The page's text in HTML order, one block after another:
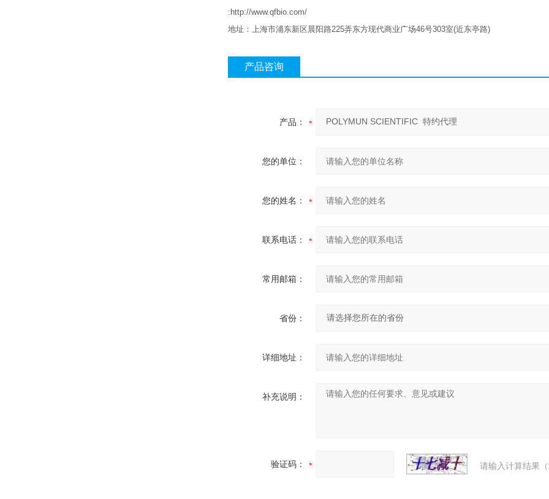
:http://www.qfbio.com/
地址：上海市浦东新区晨阳路225弄东方现代商业广场46号303室(近东亭路)
产品咨询
产品：
您的单位：
您的姓名：
联系电话：
常用邮箱：
省份：
详细地址：
补充说明：
验证码： 请输入计算结果